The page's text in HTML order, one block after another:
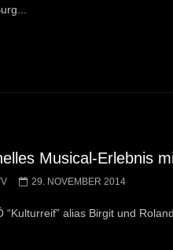
Musical-Erlebnis
29. NOVEMBER 2014
“Kulturreif” alias Birgit und